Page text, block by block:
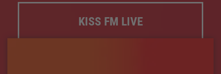
KISS FM LIVE